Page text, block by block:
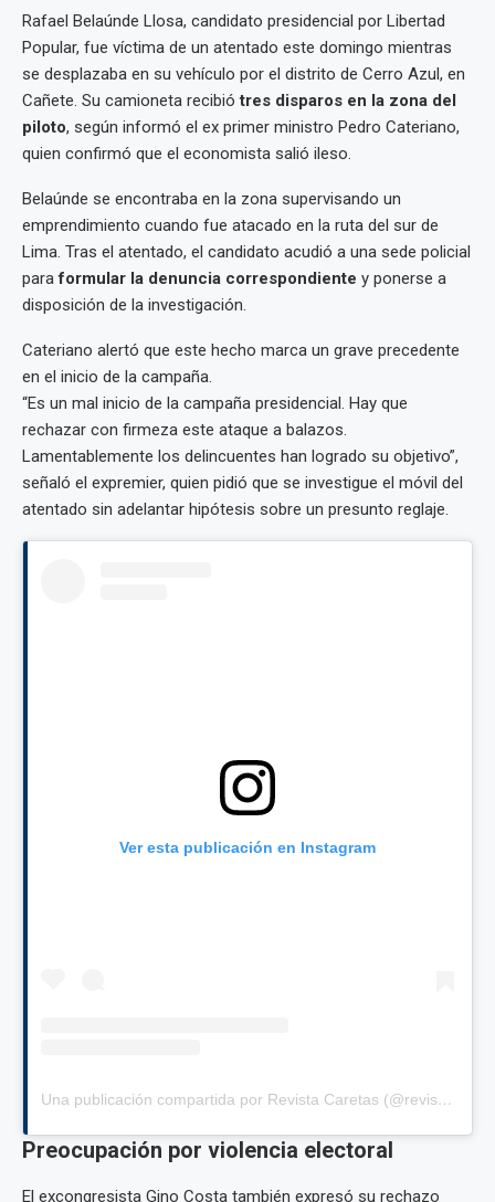
Rafael Belaúnde Llosa, candidato presidencial por Libertad
Popular, fue víctima de un atentado este domingo mientras
se desplazaba en su vehículo por el distrito de Cerro Azul, en
Cañete. Su camioneta recibiótres disparos en la zona del
piloto, según informó el ex primer ministro Pedro Cateriano,
quien confirmó que el economista salió ileso.
Belaúnde se encontraba en la zona supervisando un
emprendimiento cuando fue atacado en la ruta del sur de
Lima. Tras el atentado, el candidato acudió a una sede policial
paraformular la denuncia correspondiente y ponerse a
disposición de la investigación.
Cateriano alertó que este hecho marca un grave precedente
en el inicio de la campaña.
“Es un mal inicio de la campaña presidencial. Hay que
rechazar con firmeza este ataque a balazos.
Lamentablemente los delincuentes han logrado su objetivo”,
señaló el expremier, quien pidió que se investigue el móvil del
atentado sin adelantar hipótesis sobre un presunto reglaje.
Ver esta publicación en Instagram
Una publicación compartida por Revista Caretas (@revistacaretas)
Preocupación por violencia electoral
El excongresista Gino Costa también expresó su rechazo